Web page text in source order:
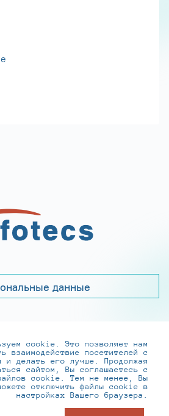
данные
6192, 8-800-250-0-260
,hr@infotecs.ru
Отрадная ул., 2Б строение 1
cookie. Это позволяет нам
взаимодействие посетителей с
и делать его лучше. Продолжая
сайтом, Вы соглашаетесь с
cookie. Тем не менее, Вы
отключить файлы cookie в
настройках Вашего браузера.